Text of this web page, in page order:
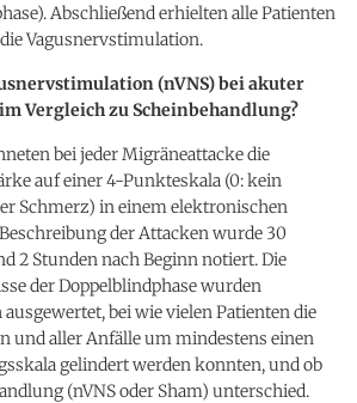
Abschließend erhielten alle Patienten
Vagusnervstimulation.
(nVNS) bei akuter
Vergleich zu Scheinbehandlung?
bei jeder Migräneattacke die
auf einer 4-Punkteskala (0: kein
Schmerz) in einem elektronischen
der Attacken wurde 30
2 Stunden nach Beginn notiert. Die
der Doppelblindphase wurden
bei wie vielen Patienten die
und aller Anfälle um mindestens einen
gelindert werden konnten, und ob
(nVNS oder Sham) unterschied.